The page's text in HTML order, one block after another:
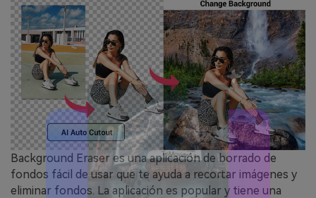
Background Eraser es una aplicación de borrado de
fondos fácil de usar que te ayuda a recortar imágenes y
eliminar fondos. La aplicación es popular y tiene una